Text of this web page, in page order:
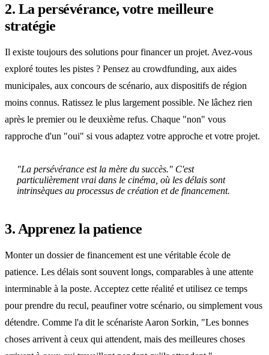
2. La persévérance, votre meilleure
stratégie
Il existe toujours des solutions pour financer un projet. Avez-vous
exploré toutes les pistes ? Pensez au crowdfunding, aux aides
municipales, aux concours de scénario, aux dispositifs de région
moins connus. Ratissez le plus largement possible. Ne lâchez rien
après le premier ou le deuxième refus. Chaque "non" vous
rapproche d'un "oui" si vous adaptez votre approche et votre projet.
"La persévérance est la mère du succès." C'est
particulièrement vrai dans le cinéma, où les délais sont
intrinsèques au processus de création et de financement.
3. Apprenez la patience
Monter un dossier de financement est une véritable école de
patience. Les délais sont souvent longs, comparables à une attente
interminable à la poste. Acceptez cette réalité et utilisez ce temps
pour prendre du recul, peaufiner votre scénario, ou simplement vous
détendre. Comme l'a dit le scénariste Aaron Sorkin, "Les bonnes
choses arrivent à ceux qui attendent, mais des meilleures choses